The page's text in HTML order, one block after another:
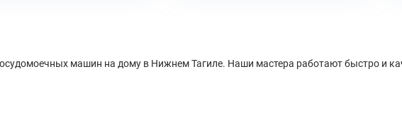
машин на дому в Нижнем Тагиле. Наши мастера работают быстро и